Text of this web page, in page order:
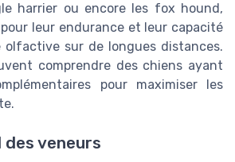
harrier ou encore les fox hound,
leur endurance et leur capacité
olfactive sur de longues distances.
comprendre des chiens ayant
pour maximiser les
veneurs